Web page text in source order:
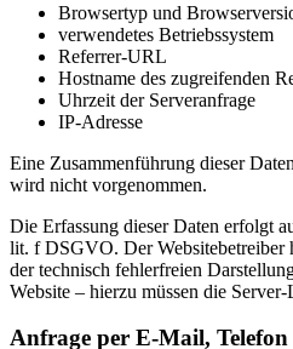
Browsertyp und
verwendetes Betriebssystem
Referrer-URL
Hostname des zugreifenden
Uhrzeit der Serveranfrage
IP-Adresse
Eine Zusammenführung dieser
wird nicht vorgenommen.
Die Erfassung dieser Daten erfolgt
lit. f DSGVO. Der Websitebetreiber
der technisch fehlerfreien
Website – hierzu müssen die
Anfrage per E-Mail, Telefon